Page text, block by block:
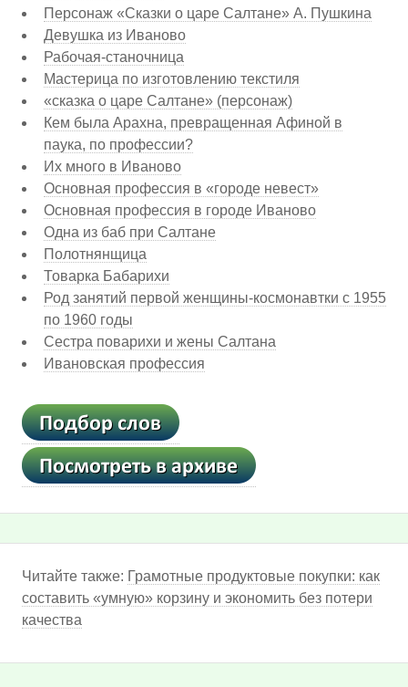
Персонаж «Сказки о царе Салтане» А. Пушкина
Девушка из Иваново
Рабочая-станочница
Мастерица по изготовлению текстиля
«сказка о царе Салтане» (персонаж)
Кем была Арахна, превращенная Афиной в
паука, по профессии?
Их много в Иваново
Основная профессия в «городе невест»
Основная профессия в городе Иваново
Одна из баб при Салтане
Полотнянщица
Товарка Бабарихи
Род занятий первой женщины-космонавтки с 1955
по 1960 годы
Сестра поварихи и жены Салтана
Ивановская профессия
Читайте также: Грамотные продуктовые покупки: как
составить «умную» корзину и экономить без потери
качества